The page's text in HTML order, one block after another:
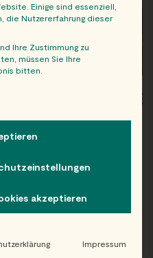
Einige sind essenziell,
die Nutzererfahrung dieser
Ihre Zustimmung zu
müssen Sie Ihre
bitten.
groups for which consent
akzeptieren
Impressum